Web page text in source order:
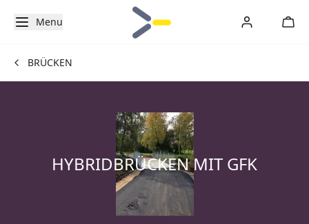
Menu
BRÜCKEN
HYBRIDBRÜCKEN MIT GFK